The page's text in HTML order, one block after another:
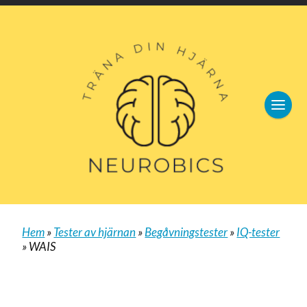
Hem»Tester av hjärnan»Begåvningstester»IQ-tester
»WAIS